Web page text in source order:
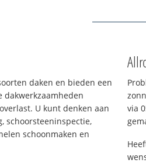
daken en bieden een
dakwerkzaamheden
U kunt denken aan
schoorsteeninspectie,
schoonmaken en
via